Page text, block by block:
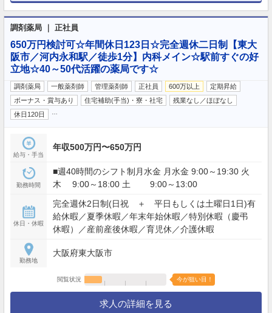
調剤薬局 ｜ 正社員
650万円検討可☆年間休日123日☆完全週休二日制【東大
阪市／河内永和駅／徒歩1分】内科メイン☆駅前すぐの好
立地☆40～50代活躍の薬局です☆
調剤薬局 一般薬剤師 管理薬剤師 正社員 600万以上
定期昇給
ボーナス・賞与あり
住宅補助(手当)・寮・社宅
残業なし／ほぼなし
休日120日
給与・手当
年収500万円〜650万円
勤務時間
■週40時間のシフト制月水金 月水金 9:00～19:30 火
木 9:00～18:00 土 9:00～13:00
休日・休暇
完全週休2日制(日祝 ＋ 平日もしくは土曜日1日)有
給休暇／夏季休暇／年末年始休暇／特別休暇（慶弔
休暇）／産前産後休暇／育児休／介護休暇
勤務地
大阪府東大阪市
閲覧状況 今が狙い目！
求人の詳細を見る